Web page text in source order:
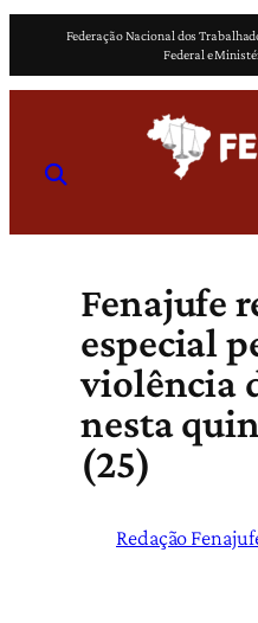
o
Federação Nacional dos
Federal e
Fenajufe
especial
violência
nesta
(25)
Redação